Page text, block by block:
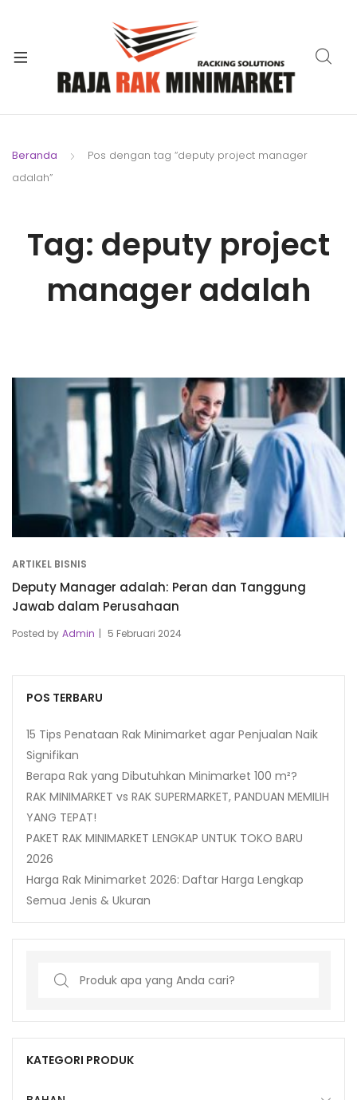
Beranda
Pos dengan tag “deputy project manager
adalah”
Tag: deputy project
manager adalah
ARTIKEL BISNIS
Deputy Manager adalah: Peran dan Tanggung
Jawab dalam Perusahaan
Posted by Admin 5 Februari 2024
POS TERBARU
15 Tips Penataan Rak Minimarket agar Penjualan Naik
Signifikan
Berapa Rak yang Dibutuhkan Minimarket 100 m²?
RAK MINIMARKET vs RAK SUPERMARKET, PANDUAN MEMILIH
YANG TEPAT!
PAKET RAK MINIMARKET LENGKAP UNTUK TOKO BARU
2026
Harga Rak Minimarket 2026: Daftar Harga Lengkap
Semua Jenis & Ukuran
Search
KATEGORI PRODUK